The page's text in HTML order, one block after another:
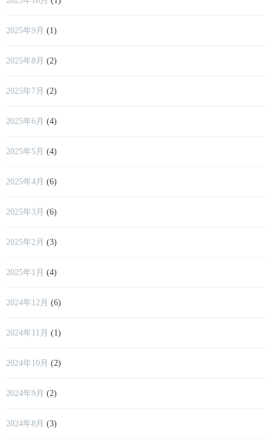
2025年9月 (1)
2025年8月 (2)
2025年7月 (2)
2025年6月 (4)
2025年5月 (4)
2025年4月 (6)
2025年3月 (6)
2025年2月 (3)
2025年1月 (4)
2024年12月 (6)
2024年11月 (1)
2024年10月 (2)
2024年9月 (2)
2024年8月 (3)